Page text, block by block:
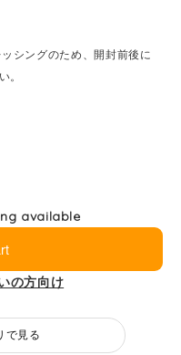
シングのため、開封前後に
。
available
の方向け
で見る